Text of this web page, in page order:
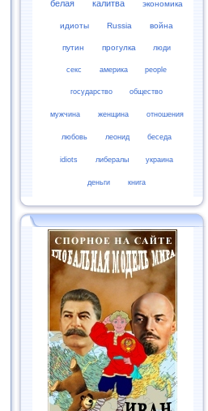
белая калитва экономика
идиоты Russia война
путин прогулка люди
секс америка people
государство общество
мужчина женщина отношения
любовь леонид беседа
idiots либералы украина
деньги книга